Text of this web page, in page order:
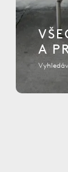
A